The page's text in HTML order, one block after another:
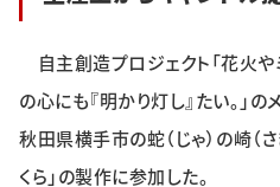
校友
学生社会
自主創造プロジェクト「花火や
の心にも『明かり灯し』たい。」
秋田県横手市の蛇（じゃ）の崎（
くら」の製作に参加した。